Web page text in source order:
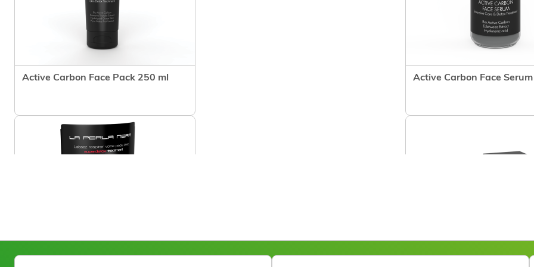
Active Carbon Face Pack 250 ml
Active Carbon Face Serum